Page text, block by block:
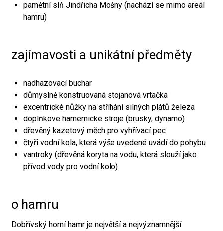
pamětní síň Jindřicha Mošny (nachází se mimo areál
hamru)
zajímavosti a unikátní předměty
nadhazovací buchar
důmyslně konstruovaná stojanová vrtačka
excentrické nůžky na stříhání silných plátů železa
doplňkové hamernické stroje (brusky, dynamo)
dřevěný kazetový měch pro vyhřívací pec
čtyři vodní kola, která výše uvedené uvádí do pohybu
vantroky (dřevěná koryta na vodu, která slouží jako
přívod vody pro vodní kolo)
o hamru
Dobřívský horní hamr je největší a nejvýznamnější